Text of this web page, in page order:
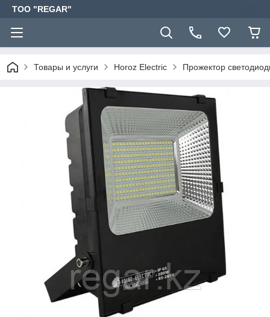
TOO "REGAR"
Товары и услуги Horoz Electric Прожектор